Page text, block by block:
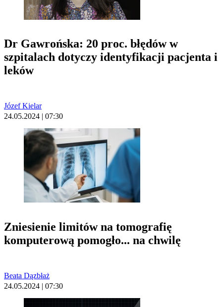
Dr Gawrońska: 20 proc. błędów w
szpitalach dotyczy identyfikacji pacjenta i
leków
Józef Kielar
24.05.2024 | 07:30
Zniesienie limitów na tomografię
komputerową pomogło... na chwilę
Beata Dązbłaż
24.05.2024 | 07:30